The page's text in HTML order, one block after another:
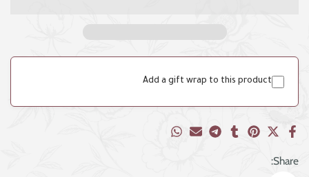
Add a gift wrap to this product
Share: